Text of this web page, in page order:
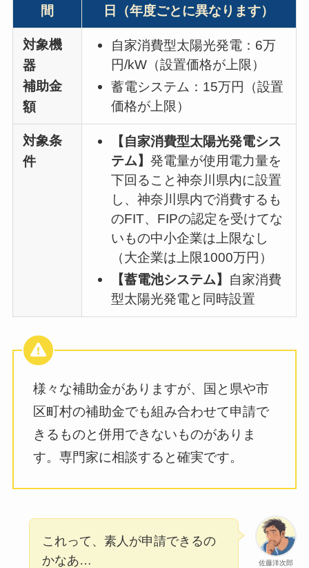
間
日（年度ごとに異なります）
対象機
器
補助金
額
自家消費型太陽光発電：6万
円/kW（設置価格が上限）
蓄電システム：15万円（設置
価格が上限）
対象条
件
【自家消費型太陽光発電シス
テム】発電量が使用電力量を
下回ること神奈川県内に設置
し、神奈川県内で消費するも
のFIT、FIPの認定を受けてな
いもの中小企業は上限なし
（大企業は上限1000万円）
【蓄電池システム】 自家消費
型太陽光発電と同時設置
様々な補助金がありますが、国と県や市
区町村の補助金でも組み合わせて申請で
きるものと併用できないものがありま
す。専門家に相談すると確実です。
佐藤洋次郎
これって、素人が申請できるの
かなあ…